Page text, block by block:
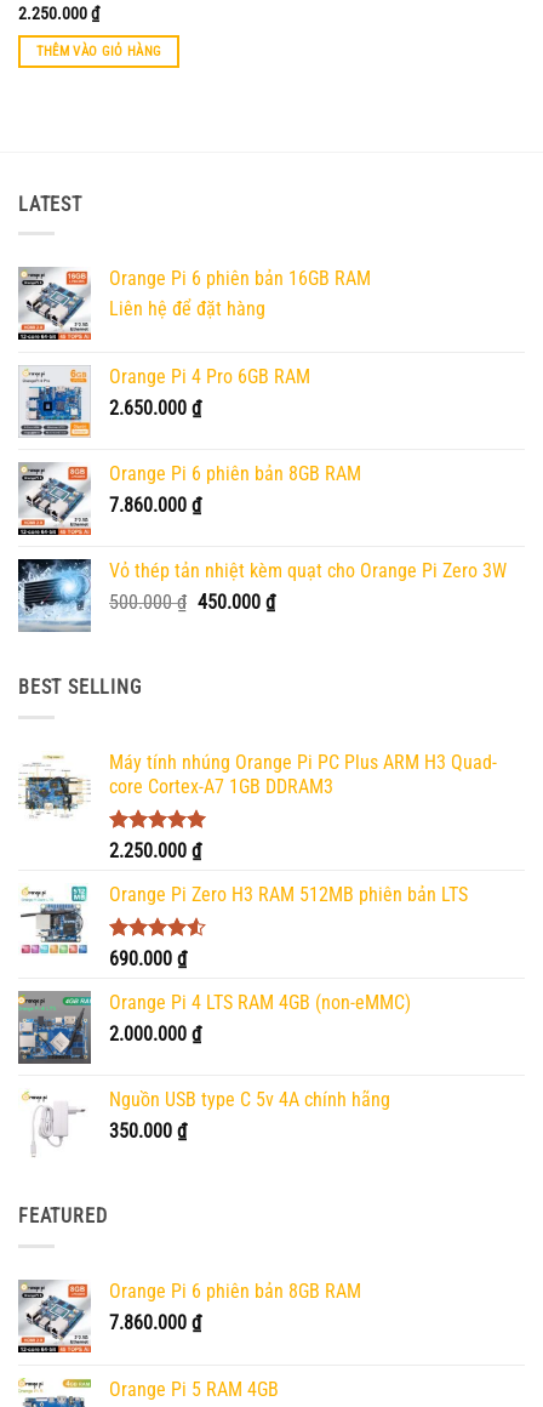
Được xếp
hạng55
sao
2.250.000₫
THÊM VÀO GIỎ HÀNG
LATEST
Orange Pi 6 phiên bản 16GB RAM
Liên hệ để đặt hàng
Orange Pi 4 Pro 6GB RAM
2.650.000 ₫
Orange Pi 6 phiên bản 8GB RAM
7.860.000 ₫
Vỏ thép tản nhiệt kèm quạt cho Orange Pi Zero 3W
500.000₫ Giá
450.000 ₫Giá
BEST SELLING
Máy tính nhúng Orange Pi PC Plus ARM H3 Quad-
core Cortex-A7 1GB DDRAM3
Được xếp
5 sao
2.250.000 ₫
Orange Pi Zero H3 RAM 512MB phiên bản LTS
Được xếp
4.50
5 sao
690.000 ₫
Orange Pi 4 LTS RAM 4GB (non-eMMC)
2.000.000 ₫
Nguồn USB type C 5v 4A chính hãng
350.000 ₫
FEATURED
Orange Pi 6 phiên bản 8GB RAM
7.860.000 ₫
Orange Pi 5 RAM 4GB